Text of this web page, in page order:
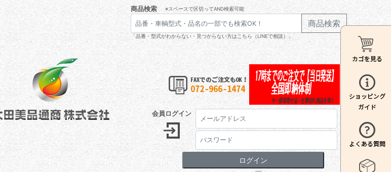
商品検索 ※スペースで区切ってAND検索可能
商品検索
「品番・型式がわからない・見つからない方はこちら（LINEで相談）」
会員ログイン